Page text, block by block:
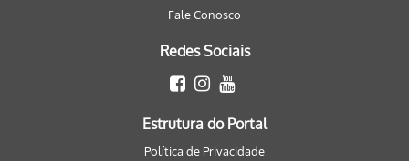
Fale Conosco
Redes Sociais
Estrutura do Portal
Política de Privacidade